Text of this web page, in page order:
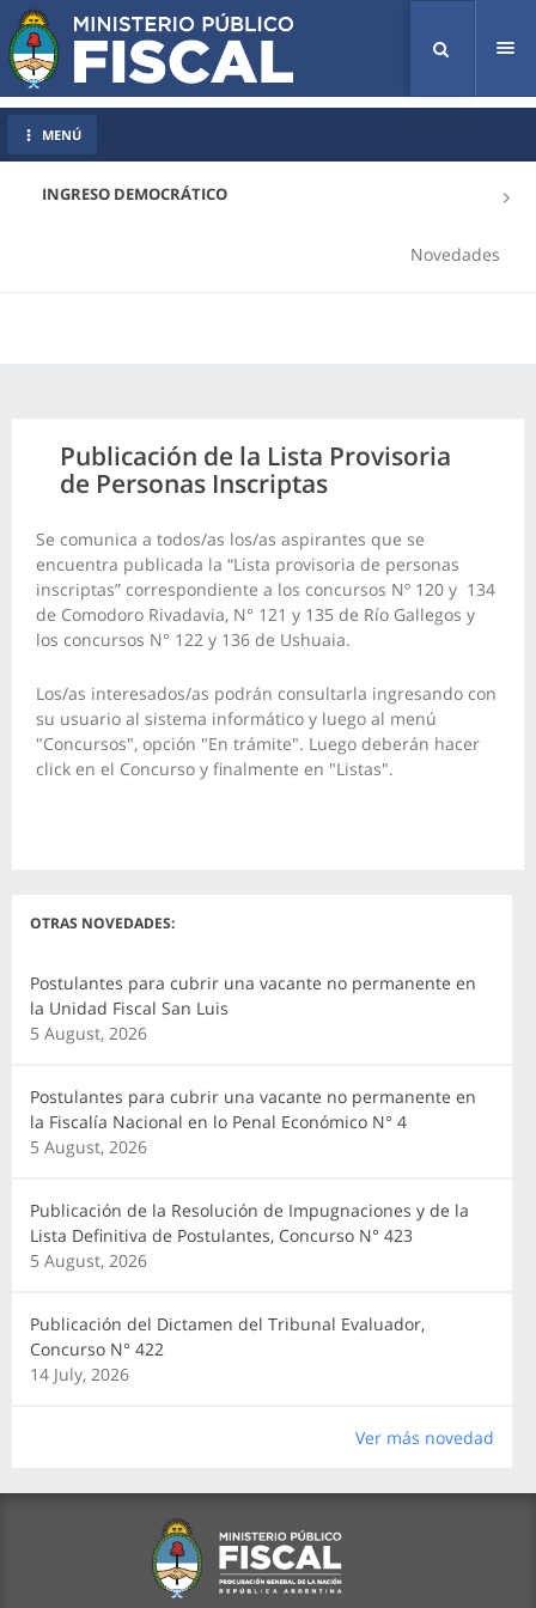
INGRESO DEMOCRÁTICO
Novedades
MENÚ
Publicación de la Lista Provisoria
de Personas Inscriptas
Se comunica a todos/as los/as aspirantes que se
encuentra publicada la “Lista provisoria de personas
inscriptas” correspondiente a los concursos Nº 120 y 134
de Comodoro Rivadavia, N° 121 y 135 de Río Gallegos y
los concursos N° 122 y 136 de Ushuaia.
Los/as interesados/as podrán consultarla ingresando con
su usuario al sistema informático y luego al menú
"Concursos", opción "En trámite". Luego deberán hacer
click en el Concurso y finalmente en "Listas".
OTRAS NOVEDADES:
Postulantes para cubrir una vacante no permanente en
la Unidad Fiscal San Luis
5 August, 2026
Postulantes para cubrir una vacante no permanente en
la Fiscalía Nacional en lo Penal Económico N° 4
5 August, 2026
Publicación de la Resolución de Impugnaciones y de la
Lista Definitiva de Postulantes, Concurso N° 423
5 August, 2026
Publicación del Dictamen del Tribunal Evaluador,
Concurso N° 422
14 July, 2026
Ver más novedad